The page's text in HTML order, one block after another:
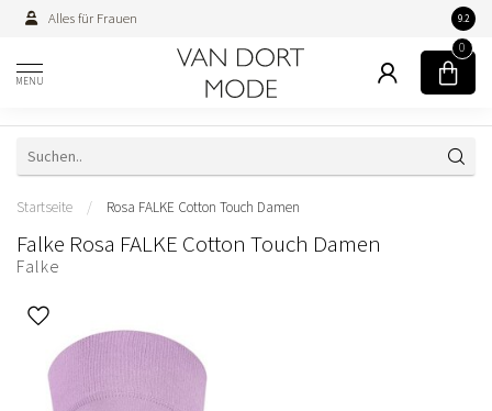
Alles für Frauen 9.2
MENU
0
Startseite / Rosa FALKE Cotton Touch Damen
Falke Rosa FALKE Cotton Touch Damen
Falke